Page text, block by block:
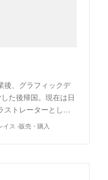
後、グラフィックデ
た後帰国。現在は日
トレーターとし…
ス -販売・購入